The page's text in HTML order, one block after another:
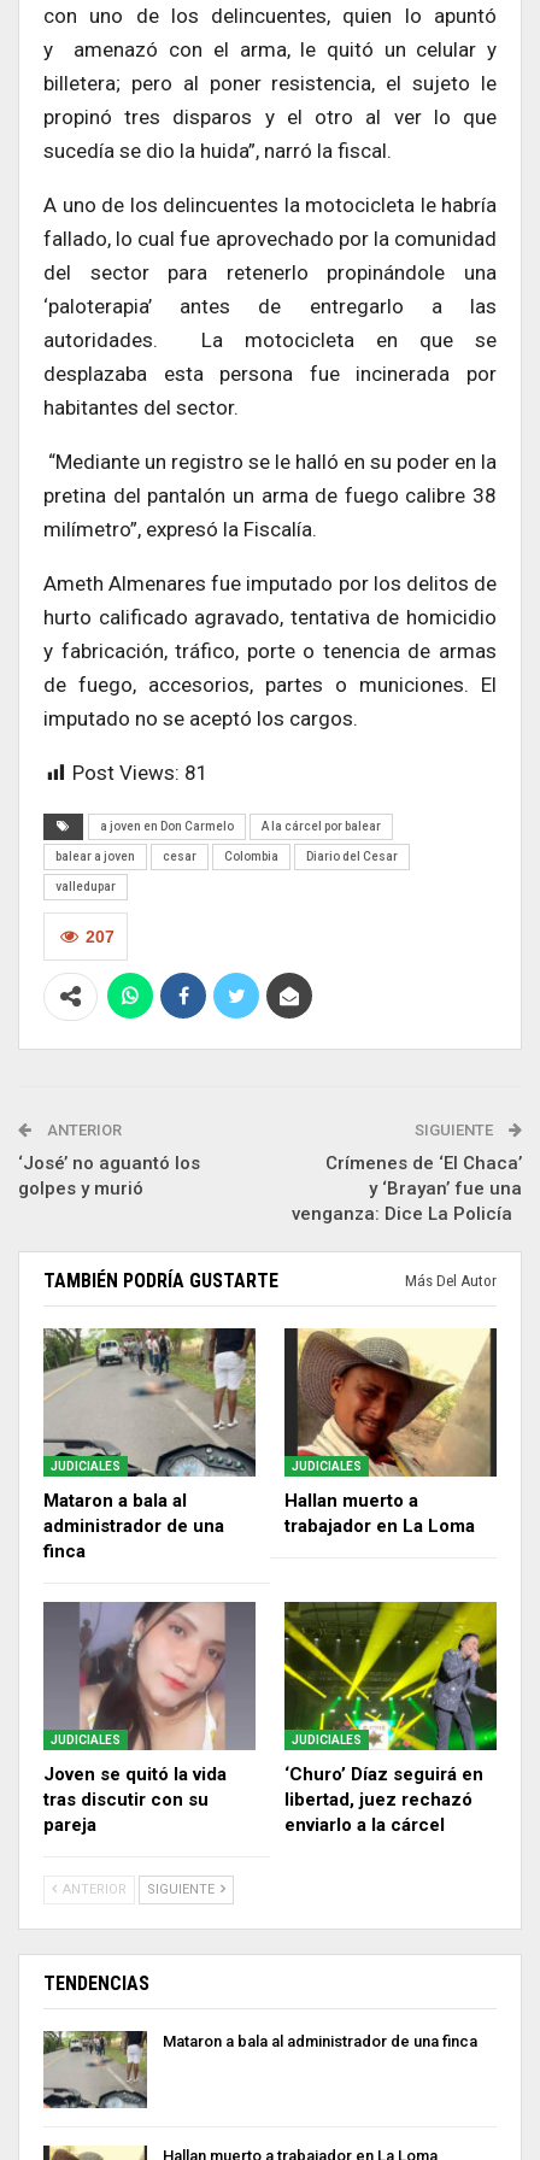
con uno de los delincuentes, quien lo apuntó
y amenazó con el arma, le quitó un celular y
billetera; pero al poner resistencia, el sujeto le
propinó tres disparos y el otro al ver lo que
sucedía se dio la huida”, narró la fiscal.
A uno de los delincuentes la motocicleta le habría
fallado, lo cual fue aprovechado por la comunidad
del sector para retenerlo propinándole una
‘paloterapia’ antes de entregarlo a las
autoridades. La motocicleta en que se
desplazaba esta persona fue incinerada por
habitantes del sector.
“Mediante un registro se le halló en su poder en la
pretina del pantalón un arma de fuego calibre 38
milímetro”, expresó la Fiscalía.
Ameth Almenares fue imputado por los delitos de
hurto calificado agravado, tentativa de homicidio
y fabricación, tráfico, porte o tenencia de armas
de fuego, accesorios, partes o municiones. El
imputado no se aceptó los cargos.
Post Views: 81
a joven en Don Carmelo A la cárcel por balear
balear a joven cesar Colombia Diario del Cesar
valledupar
207
ANTERIOR
‘José’ no aguantó los
golpes y murió
SIGUIENTE
Crímenes de ‘El Chaca’
y ‘Brayan’ fue una
venganza: Dice La Policía
TAMBIÉN PODRÍA GUSTARTE Más Del Autor
JUDICIALES
Mataron a bala al
administrador de una
finca
JUDICIALES
Hallan muerto a
trabajador en La Loma
JUDICIALES
Joven se quitó la vida
tras discutir con su
pareja
JUDICIALES
‘Churo’ Díaz seguirá en
libertad, juez rechazó
enviarlo a la cárcel
ANTERIOR SIGUIENTE
TENDENCIAS
Mataron a bala al administrador de una finca
Hallan muerto a trabajador en La Loma